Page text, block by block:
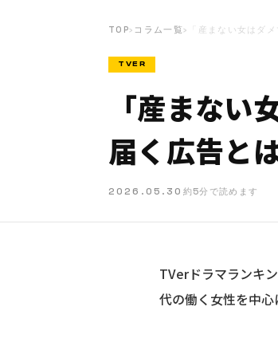
TOP› コラム一覧 › 「産まない女はダ
TVER
「産まな
届く広告と
2026.05.30 約5分で読めます
TVerドラマランキ
代の働く女性を中心